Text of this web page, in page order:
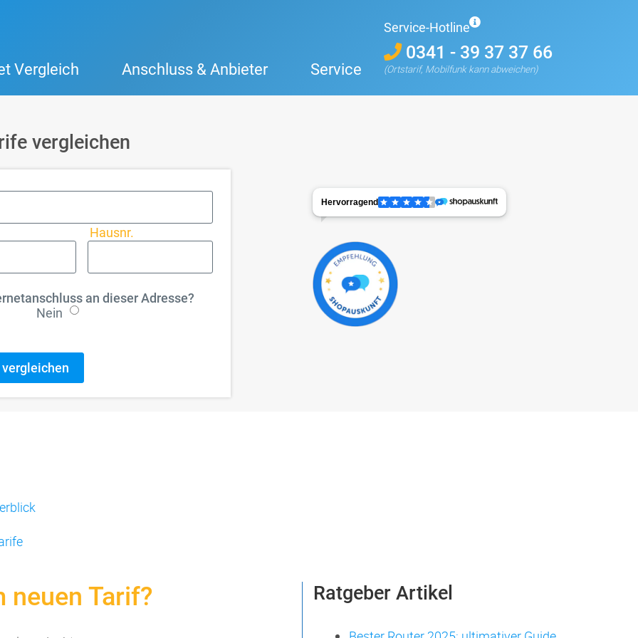
Vergleich Anschluss & Anbieter Service
Service-Hotline
0341 - 39 37 37 66
(Ortstarif, Mobilfunk kann abweichen)
vergleichen
Hausnr.
an dieser Adresse?
Nein
neuen Tarif? Ratgeber Artikel